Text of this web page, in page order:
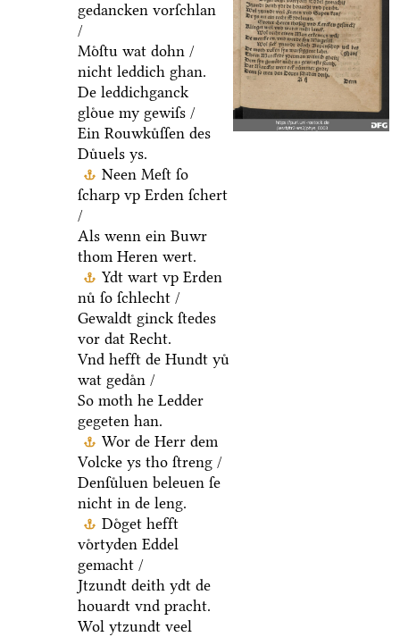
gedancken vorſchlan
/
Moͤſtu wat dohn /
nicht leddich ghan.
De leddichganck
gloͤue my gewiſs /
Ein Rouwkuͤſſen des
Duͤuels ys.
Neen Meſt ſo
ſcharp vp Erden ſchert
/
Als wenn ein Buwr
thom Heren wert.
Ydt wart vp Erden
nuͤ ſo ſchlecht /
Gewaldt ginck ſtedes
vor dat Recht.
Vnd hefft de Hundt yuͤ
wat gedaͤn /
So moth he Ledder
gegeten han.
Wor de Herr dem
Volcke ys tho ſtreng /
Denſuͤluen beleuen ſe
nicht in de leng.
Doͤget hefft
voͤrtyden Eddel
gemacht /
Jtzundt deith ydt de
houardt vnd pracht.
Wol ytzundt veel